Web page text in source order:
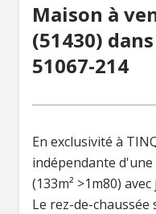
Maison à
(51430)
51067-214
En exclusivité à
indépendante d'une
(133m² >1m80)
Le rez-de-